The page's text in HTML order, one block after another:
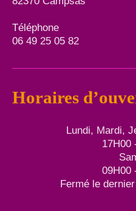
Téléphone
06 49 25 05 82
Horaires
Lundi, Mardi,
17H00
09H00
Fermé le